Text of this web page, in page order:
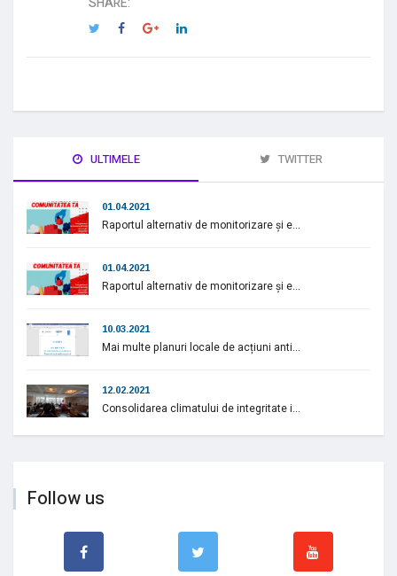
ULTIMELE TWITTER
01.04.2021
Raportul alternativ de monitorizare și e...
01.04.2021
Raportul alternativ de monitorizare și e...
10.03.2021
Mai multe planuri locale de acțiuni anti...
12.02.2021
Consolidarea climatului de integritate i...
Follow us